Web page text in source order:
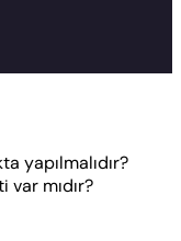
yapılmalıdır?
var mıdır?